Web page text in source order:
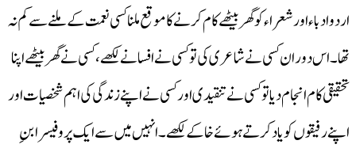
اردو ادباء اور شعراء کو گھر بیٹھے کام کرنے کا موقع ملنا کسی نعمت کے ملنے سے کم نہ
تھا۔اس دوران کسی نے شاعری کی تو کسی نے افسانے لکھے، کسی نے گھر بیٹھے اپنا
تحقیقی کام انجام دیا تو کسی نے تنقیدی اور کسی نے اپنے زندگی کی اہم شخصیات اور
اپنے رفیقوں کو یاد کرتے ہوئے خاکے لکھے۔انہیں میں سے ایک پروفیسر ابنِ